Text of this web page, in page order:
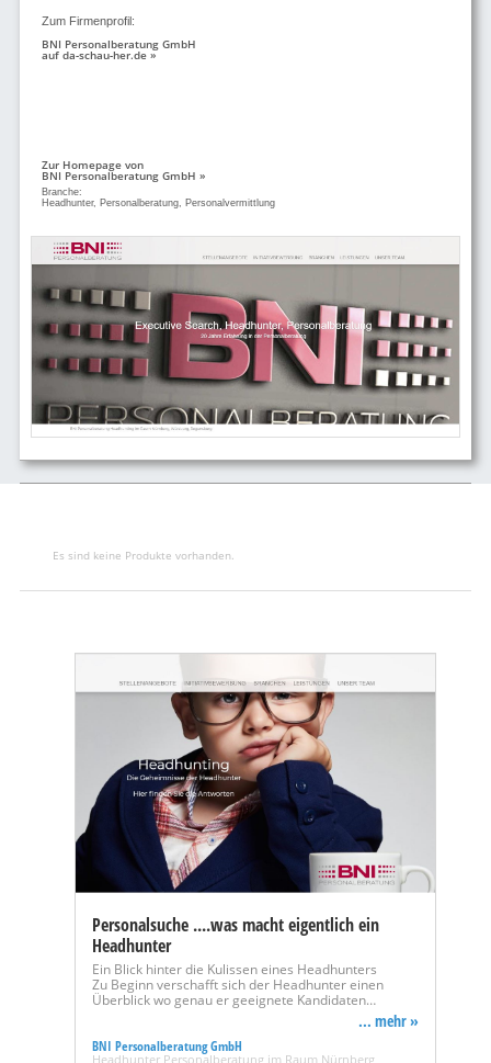
Zum Firmenprofil:
BNI Personalberatung GmbH
auf da-schau-her.de »
Zur Homepage von
BNI Personalberatung GmbH »
Branche:
Headhunter, Personalberatung, Personalvermittlung
Es sind keine Produkte vorhanden.
Personalsuche ....was macht eigentlich ein
Headhunter
Ein Blick hinter die Kulissen eines Headhunters
Zu Beginn verschafft sich der Headhunter einen
Überblick wo genau er geeignete Kandidaten…
... mehr »
BNI Personalberatung GmbH
Headhunter Personalberatung im Raum Nürnberg